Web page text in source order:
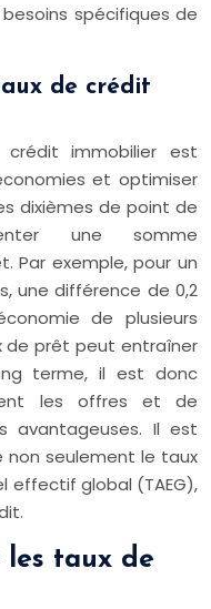
spécifiques de
de crédit
immobilier est
et optimiser
dixièmes de point de
une somme
Par exemple, pour un
une différence de 0,2
de plusieurs
de prêt peut entraîner
terme, il est donc
les offres et de
avantageuses. Il est
seulement le taux
effectif global (TAEG),
les taux de